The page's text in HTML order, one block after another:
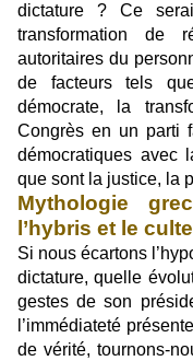
dictature ? Ce
transformation de
autoritaires du
de facteurs tels
démocrate, la
Congrès en un parti
démocratiques avec
que sont la justice, la
Mythologie
l’hybris et le
Si nous écartons
dictature, quelle
gestes de son
l’immédiateté
de vérité, tournons-